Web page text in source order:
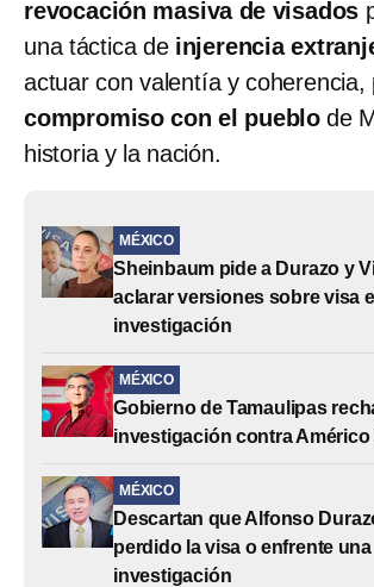
revocación masiva de visados
una táctica de injerencia
actuar con valentía y coherencia,
compromiso con el pueblode
historia y la nación.
MÉXICO
Sheinbaum pide a Durazo y
aclarar versiones sobre visa e
investigación
MÉXICO
Gobierno de Tamaulipas
investigación contra Américo
MÉXICO
Descartan que Alfonso
perdido la visa o enfrente una
investigación